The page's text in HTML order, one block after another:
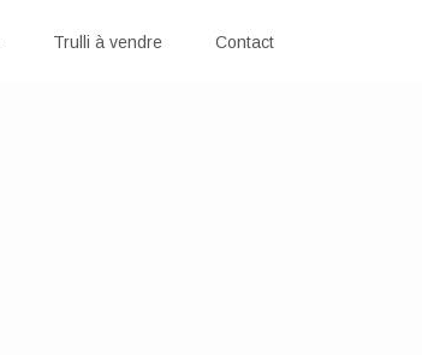
Trulli à vendre Contact